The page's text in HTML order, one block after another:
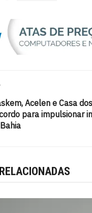
Acelen e Casa
para impulsionar